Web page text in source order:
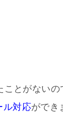
ことがない
ル対応ができ